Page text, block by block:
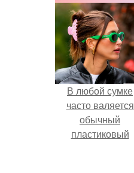
В любой сумке
часто валяется
обычный
пластиковый